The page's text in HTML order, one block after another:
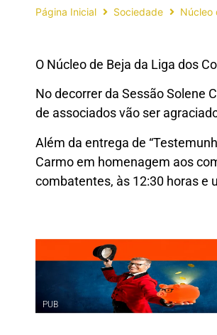
Página Inicial Sociedade Núcleo
O Núcleo de Beja da Liga dos
No decorrer da Sessão Solene
de associados vão ser
Além da entrega de
Carmo em homenagem aos
combatentes, às 12:30 horas e
PUB